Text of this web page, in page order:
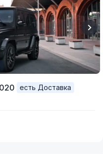
есть Доставка